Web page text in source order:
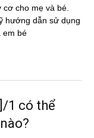
cho mẹ và bé.
hướng dẫn sử dụng
em bé
1 có thể